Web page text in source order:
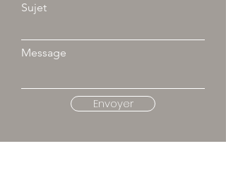
Sujet
Message
Envoyer